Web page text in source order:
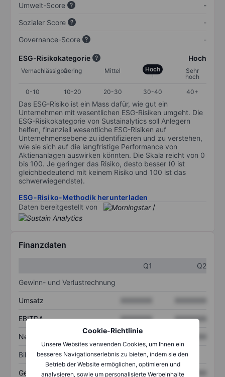
Cookie-Richtlinie
Unsere Websites verwenden Cookies, um Ihnen ein
besseres Navigationserlebnis zu bieten, indem sie den
Betrieb der Website ermöglichen, optimieren und
analysieren, sowie um personalisierte Werbeinhalte
Umwelt-Score
-
Sozialer Score
-
Governance-Score
-
ESG-Risikokategorie Hoch
VernachlässigbarGering Mittel Hoch
Sehr
hoch
0-10
10-20 20-30 30-40 40+
Das ESG-Risiko ist ein Mass dafür, wie gut ein
Unternehmen mit wesentlichen ESG-Risiken umgeht. Die
ESG-Risikokategorie von Sustainalytics soll Anlegern
helfen, finanziell wesentliche ESG-Risiken auf
Unternehmensebene zu identifizieren und zu verstehen,
wie sie sich auf die langfristige Performance von
Aktienanlagen auswirken könnten. Die Skala reicht von 0
bis 100. Je geringer das Risiko, desto besser (0 ist
gleichbedeutend mit keinem Risiko und 100 ist das
schwerwiegendste).
ESG-Risiko-Methodik herunterladen
Daten bereitgestellt von
/
Finanzdaten
Q1
Q2
Gewinn- und Verlustrechnung
Umsatz
EBITDA XXXXXXX XXXXXXX
Nettoeinkommen XXXXXXX
Bilanz
Gesamtvermögen XXXXXXX XXXXXXX